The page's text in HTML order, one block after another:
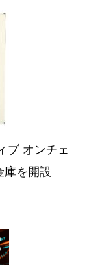
ブ オンチェ
庫を開設